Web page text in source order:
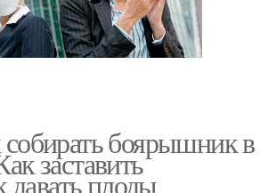
собирать боярышник в
заставить
плоды